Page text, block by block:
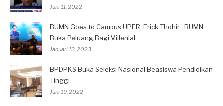
Juni 11, 2022
BUMN Goes to Campus UPER, Erick Thohir : BUMN
Buka Peluang Bagi Millenial
Januari 13, 2023
BPDPKS Buka Seleksi Nasional Beasiswa Pendidikan
Tinggi
Juni 19, 2022